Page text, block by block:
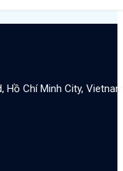
Hồ Chí Minh City,